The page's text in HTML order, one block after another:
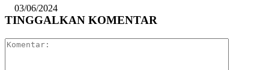
03/06/2024
TINGGALKAN KOMENTAR